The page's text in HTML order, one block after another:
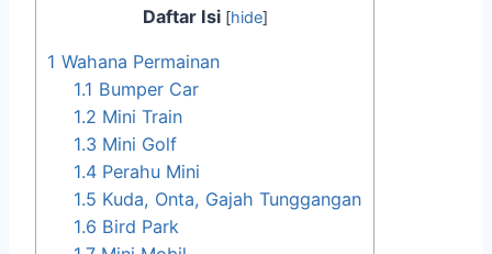
Daftar Isi [hide]
1 Wahana Permainan
1.1 Bumper Car
1.2 Mini Train
1.3 Mini Golf
1.4 Perahu Mini
1.5 Kuda, Onta, Gajah Tunggangan
1.6 Bird Park